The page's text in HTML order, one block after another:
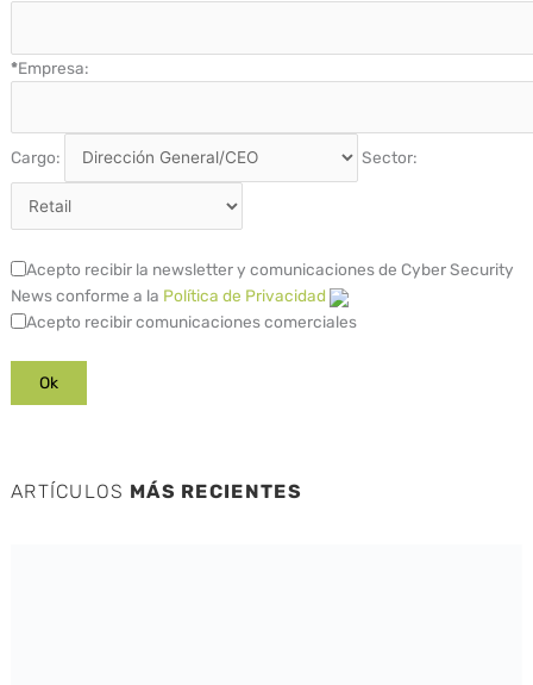
*Empresa:
Cargo: Sector:
Acepto recibir la newsletter y comunicaciones de Cyber Security
News conforme a la Política de Privacidad
Acepto recibir comunicaciones comerciales
ARTÍCULOS MÁS RECIENTES